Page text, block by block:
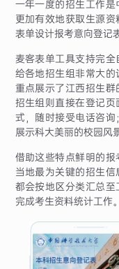
一年一度的招生工作
更加有效地获取生源
表单设计报考意向登记
麦客表单工具支持完全
给各地招生组非常大
重点展示了江西招生
招生组则直接在登记
式，随时接受电话咨询
展示科大美丽的校园风景
借助这些特点鲜明的
当地最为关键的招生
都会按地区分类汇总
完成考生资料统计工作。